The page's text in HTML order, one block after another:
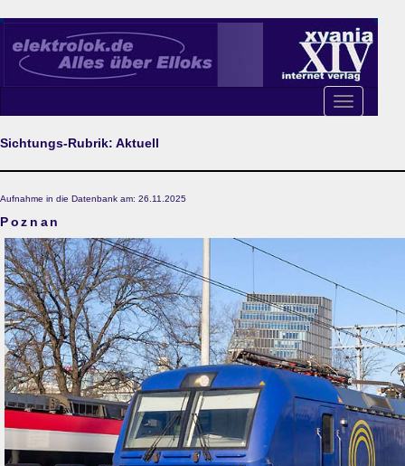
Toggle
navigation
Sichtungs-Rubrik: Aktuell
Aufnahme in die Datenbank am: 26.11.2025
Poznan